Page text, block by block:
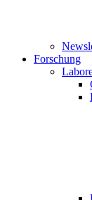
Forschung